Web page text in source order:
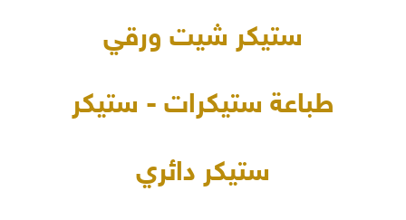
ستيكر شيت ورقي
طباعة ستيكرات - ستيكر
ستيكر دائري